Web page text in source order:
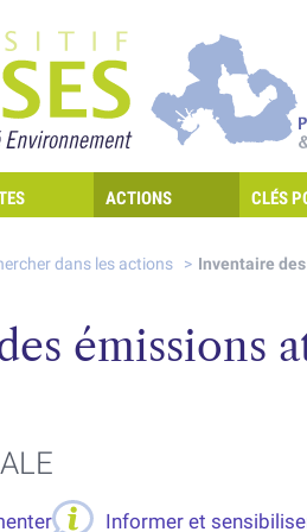
Projet Réponses - Réduire les
SUR LA POLLUTION DE L'AIR
ACTIONS CLÉS
dans les actions Inventaire
émissions
Informer et